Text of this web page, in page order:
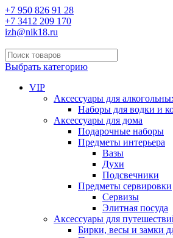
+7 950 826 91 28
+7 3412 209 170
izh@nik18.ru
Выбрать категорию
VIP
Аксессуары для
Наборы для водки и
Аксессуары для дома
Подарочные наборы
Предметы интерьера
Вазы
Духи
Подсвечники
Предметы сервировки
Сервизы
Элитная посуда
Аксессуары для
Бирки, весы и замки